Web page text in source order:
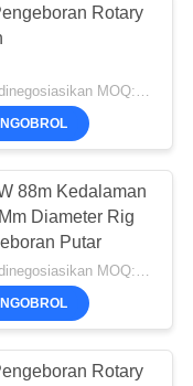
Rotary
dapat dinegosiasikan MOQ:1 set
88m Kedalaman
Diameter Rig
Putar
dapat dinegosiasikan MOQ:1 set
Rotary